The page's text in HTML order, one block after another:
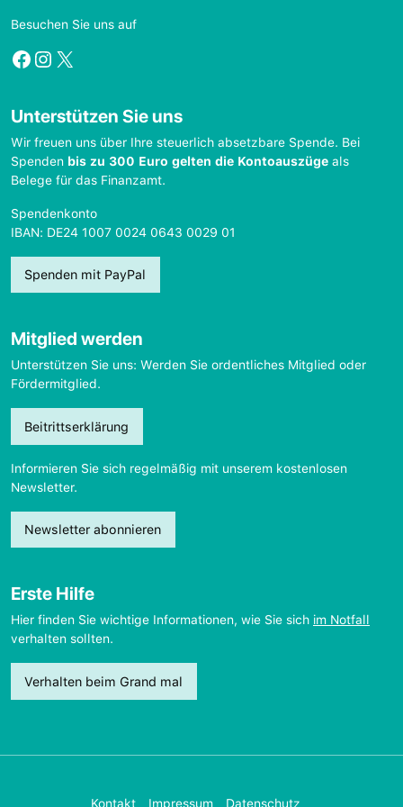
Besuchen Sie uns auf
Facebook
Instagram
X
Unterstützen Sie uns
Wir freuen uns über Ihre steuerlich absetzbare Spende. Bei
Spenden bis zu 300 Euro gelten die Kontoauszüge als
Belege für das Finanzamt.
Spendenkonto
IBAN: DE24 1007 0024 0643 0029 01
Spenden mit PayPal
Mitglied werden
Unterstützen Sie uns: Werden Sie ordentliches Mitglied oder
Fördermitglied.
Beitrittserklärung
Informieren Sie sich regelmäßig mit unserem kostenlosen
Newsletter.
Newsletter abonnieren
Erste Hilfe
Hier finden Sie wichtige Informationen, wie Sie sich im Notfall
verhalten sollten.
Verhalten beim Grand mal
Kontakt Impressum Datenschutz